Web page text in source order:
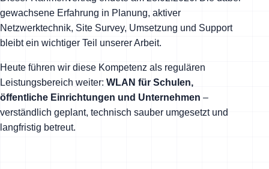
gewachsene Erfahrung in Planung, aktiver
Netzwerktechnik, Site Survey, Umsetzung und Support
bleibt ein wichtiger Teil unserer Arbeit.
Heute führen wir diese Kompetenz als regulären
Leistungsbereich weiter: WLAN für Schulen,
öffentliche Einrichtungen und Unternehmen –
verständlich geplant, technisch sauber umgesetzt und
langfristig betreut.